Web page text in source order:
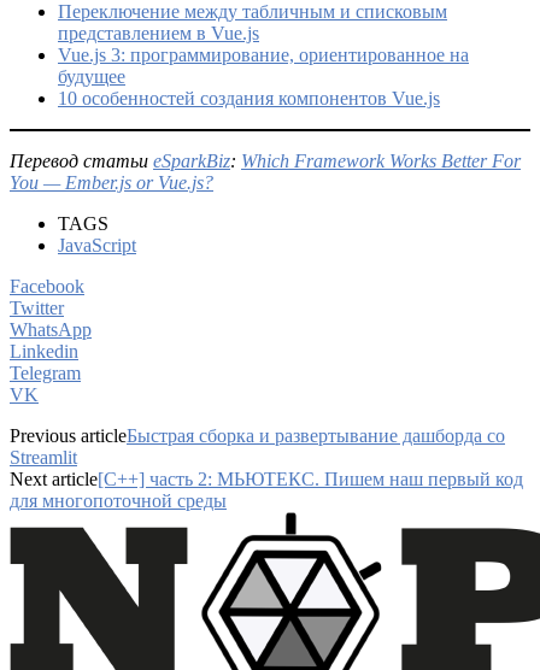
Переключение между табличным и списковым
представлением в Vue.js
Vue.js 3: программирование, ориентированное на
будущее
10 особенностей создания компонентов Vue.js
Перевод статьи eSparkBiz: Which Framework Works Better For
You — Ember.js or Vue.js?
TAGS
JavaScript
Facebook
Twitter
WhatsApp
Linkedin
Telegram
VK
Previous articleБыстрая сборка и развертывание дашборда со
Streamlit
Next article[C++] часть 2: МЬЮТЕКС. Пишем наш первый код
для многопоточной среды